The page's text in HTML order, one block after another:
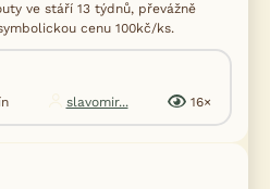
ve stáří 13 týdnů, převážně
cenu 100kč/ks.
slavomir... 16×